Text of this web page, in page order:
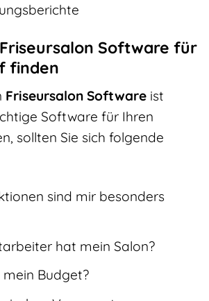
Software für
finden
Friseursalon Software ist
Software für Ihren
sollten Sie sich folgende
sind mir besonders
hat mein Salon?
Budget?